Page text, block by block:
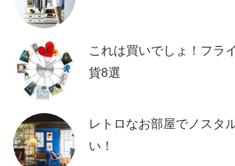
これは買いでしょ！フラ
貨8選
レトロなお部屋でノスタ
い！